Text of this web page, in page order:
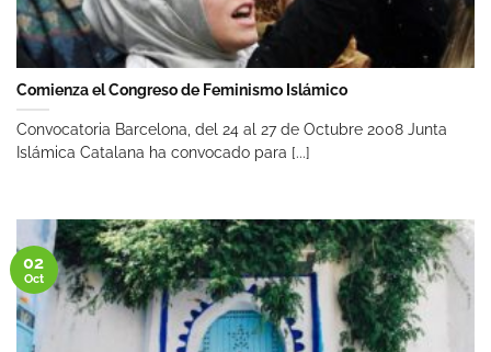
Comienza el Congreso de Feminismo Islámico
Convocatoria Barcelona, del 24 al 27 de Octubre 2008 Junta
Islámica Catalana ha convocado para [...]
02
Oct